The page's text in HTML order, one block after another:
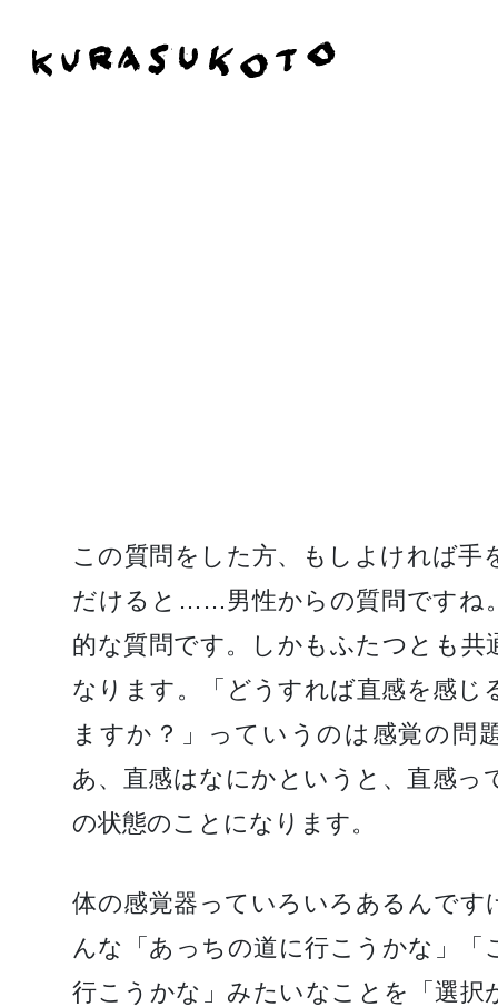
この質問をした方、もしよければ手
だけると……男性からの質問ですね
的な質問です。しかもふたつとも共
なります。「どうすれば直感を感じ
ますか？」っていうのは感覚の問
あ、直感はなにかというと、直感っ
の状態のことになります。
体の感覚器っていろいろあるんです
んな「あっちの道に行こうかな」「
行こうかな」みたいなことを「選択